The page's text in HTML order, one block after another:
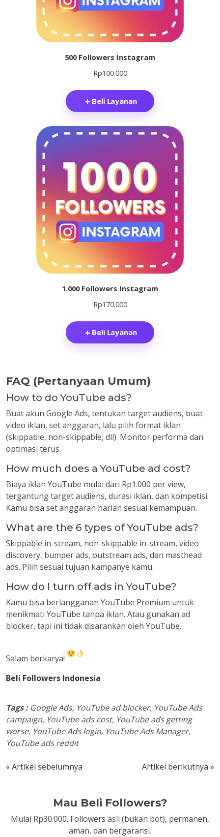
500 Followers Instagram
Rp100.000
Beli Layanan
1.000 Followers Instagram
Rp170.000
Beli Layanan
FAQ (Pertanyaan Umum)
How to do YouTube ads?
Buat akun Google Ads, tentukan target audiens, buat
video iklan, set anggaran, lalu pilih format iklan
(skippable, non-skippable, dll). Monitor performa dan
optimasi terus.
How much does a YouTube ad cost?
Biaya iklan YouTube mulai dari Rp1.000 per view,
tergantung target audiens, durasi iklan, dan kompetisi.
Kamu bisa set anggaran harian sesuai kemampuan.
What are the 6 types of YouTube ads?
Skippable in-stream, non-skippable in-stream, video
discovery, bumper ads, outstream ads, dan masthead
ads. Pilih sesuai tujuan kampanye kamu.
How do I turn off ads in YouTube?
Kamu bisa berlangganan YouTube Premium untuk
menikmati YouTube tanpa iklan. Atau gunakan ad
blocker, tapi ini tidak disarankan oleh YouTube.
Salam berkarya!
Beli Followers Indonesia
Tags : Google Ads, YouTube ad blocker, YouTube Ads
campaign, YouTube ads cost, YouTube ads getting
worse, YouTube Ads login, YouTube Ads Manager,
YouTube ads reddit
« Artikel sebelumnya Artikel berikutnya »
Mau Beli Followers?
Mulai Rp30.000. Followers asli (bukan bot), permanen,
aman, dan bergaransi.